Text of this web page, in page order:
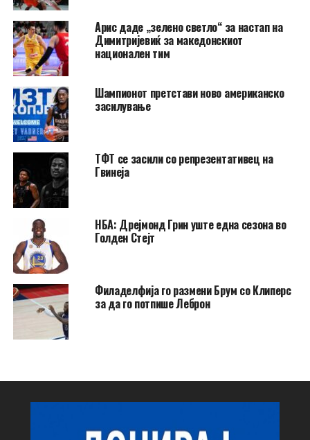
Арис даде „зелено светло“ за настап на
Димитријевиќ за македонскиот
национален тим
Шампионот претстави ново американско
засилување
ТФТ се засили со репрезентативец на
Гвинеја
НБА: Дрејмонд Грин уште една сезона во
Голден Стејт
Филаделфија го размени Брум со Клиперс
за да го потпише Леброн